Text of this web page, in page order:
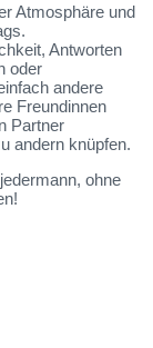
Atmosphäre und
Antworten
oder
andere
Freundinnen
Partner
andern knüpfen.
ohne